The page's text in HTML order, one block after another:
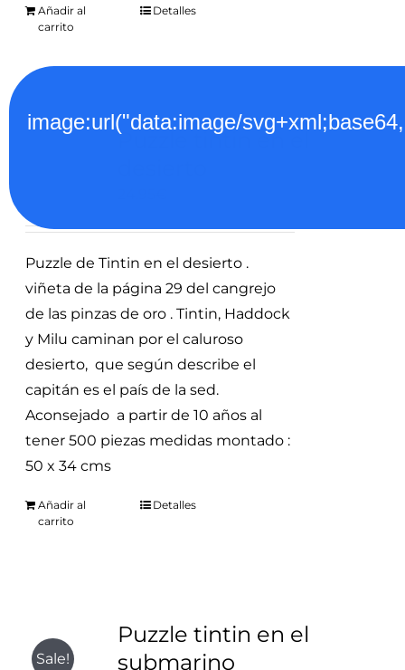
Añadir al
carrito
Detalles
Puzzle tintin en el
Puzzle de Tintin en el desierto .
viñeta de la página 29 del cangrejo
de las pinzas de oro . Tintin, Haddock
y Milu caminan por el caluroso
desierto, que según describe el
capitán es el país de la sed.
Aconsejado a partir de 10 años al
tener 500 piezas medidas montado :
50 x 34 cms
Añadir al
carrito
Detalles
Sale!
Puzzle tintin en el
submarino
image:url("data:image/